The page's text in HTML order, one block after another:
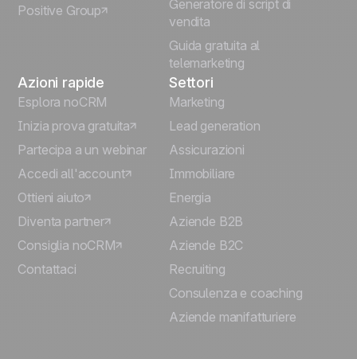
Deutsch
Positive Group
Generatore di script di
vendita
Guida gratuita al
telemarketing
Azioni rapide
Esplora noCRM
Inizia prova gratuita
Partecipa a un webinar
Accedi all'account
Ottieni aiuto
Diventa partner
Consiglia noCRM
Contattaci
Settori
Marketing
Lead generation
Assicurazioni
Immobiliare
Energia
Aziende B2B
Aziende B2C
Recruiting
Consulenza e coaching
Aziende manifatturiere